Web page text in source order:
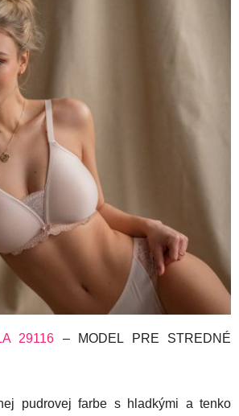
29116 – MODEL PRE STREDNÉ
pudrovej farbe s hladkými a tenko